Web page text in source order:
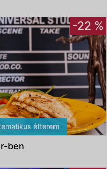
-22 %
étterem
ben